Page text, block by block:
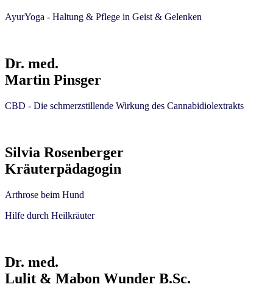
AyurYoga - Haltung & Pflege in Geist & Gelenken
Dr. med.
Martin Pinsger
CBD - Die schmerzstillende Wirkung des Cannabidiolextrakts
Silvia Rosenberger
Kräuterpädagogin
Arthrose beim Hund
Hilfe durch Heilkräuter
Dr. med.
Lulit & Mabon Wunder B.Sc.